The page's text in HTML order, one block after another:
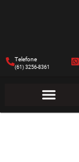
Telefone
(61) 3256-8361